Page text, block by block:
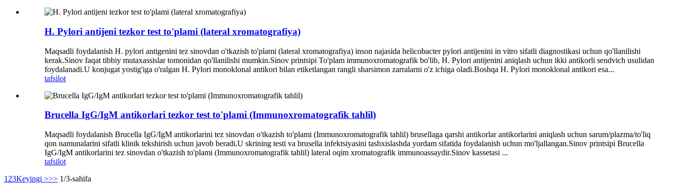
H. Pylori antijeni tezkor test to'plami (lateral xromatografiya)
Maqsadli foydalanish H. pylori antigenini tez sinovdan o'tkazish to'plami (lateral xromatografiya) inson najasida helicobacter pylori antijenini in vitro sifatli diagnostikasi uchun qo'llanilishi
kerak.Sinov faqat tibbiy mutaxassislar tomonidan qo'llanilishi mumkin.Sinov printsipi To'plam immunoxromatografik bo'lib, H. Pylori antijenini aniqlash uchun ikki antikorli sendvich usulidan
foydalanadi.U konjugat yostig'iga o'ralgan H. Pylori monoklonal antikori bilan etiketlangan rangli sharsimon zarralarni o'z ichiga oladi.Boshqa H. Pylori monoklonal antikori esa...
tafsilot
Brucella IgG/IgM antikorlari tezkor test to'plami (Immunoxromatografik tahlil)
Maqsadli foydalanish Brucella IgG/IgM antikorlarini tez sinovdan o'tkazish to'plami (Immunoxromatografik tahlil) brusellaga qarshi antikorlar antikorlarini aniqlash uchun sarum/plazma/to'liq
qon namunalarini sifatli klinik tekshirish uchun javob beradi.U skrining testi va brusella infektsiyasini tashxislashda yordam sifatida foydalanish uchun mo'ljallangan.Sinov printsipi Brucella
IgG/IgM antikorlarini tez sinovdan o'tkazish to'plami (Immunoxromatografik tahlil) lateral oqim xromatografik immunoassaydir.Sinov kassetasi ...
tafsilot
1 23Keyingi >>> 1/3-sahifa